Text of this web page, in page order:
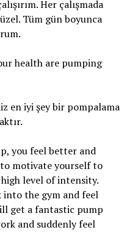
Her çalışmada
Tüm gün boyunca
health are pumping
en iyi şey bir pompalama
you feel better and
motivate yourself to
level of intensity.
into the gym and feel
get a fantastic pump
and suddenly feel